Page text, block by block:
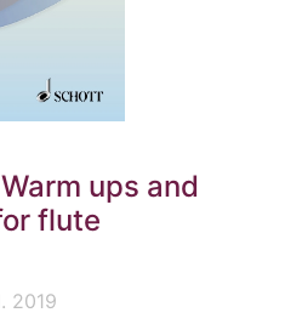
ups and
flute
2019